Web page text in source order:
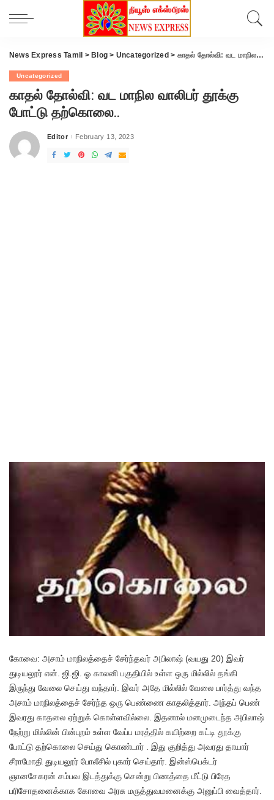
News Express Tamil > Blog > Uncategorized > காதல் தோல்வி: வட மாநில வாலிபர் தூக்கு போட்டு தற்கொலை..
Uncategorized
காதல் தோல்வி: வட மாநில வாலிபர் தூக்கு
போட்டு தற்கொலை..
Posted
Editor February 13, 2023
கோவை: அசாம் மாநிலத்தைச் சேர்ந்தவர் அபிலாஷ் (வயது 20) இவர்
துடியலூர் என். ஜி.ஜி. ஓ காலனி பகுதியில் உள்ள ஒரு மில்லில் தங்கி
இருந்து வேலை செய்து வந்தார். இவர் அதே மில்லில் வேலை பார்த்து வந்த
அசாம் மாநிலத்தைச் சேர்ந்த ஒரு பெண்ணை காதலித்தார். அந்தப் பெண்
இவரது காதலை ஏற்றுக் கொள்ளவில்லை. இதனால் மனமுடைந்த அபிலாஷ்
நேற்று மில்லின் பின்புறம் உள்ள வேப்ப மரத்தில் கயிற்றை கட்டி தூக்கு
போட்டு தற்கொலை செய்து கொண்டார் . இது குறித்து அவரது தாயார்
சீராமோதி துடியலூர் போலீசில் புகார் செய்தார். இன்ஸ்பெக்டர்
ஞானசேகரன் சம்பவ இடத்துக்கு சென்று பிணத்தை மீட்டு பிரேத
பரிசோதனைக்காக கோவை அரசு மருத்துவமனைக்கு அனுப்பி வைத்தார்.